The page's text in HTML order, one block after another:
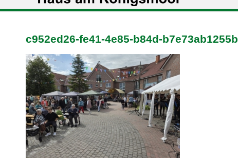
c952ed26-fe41-4e85-b84d-b7e73ab1255b